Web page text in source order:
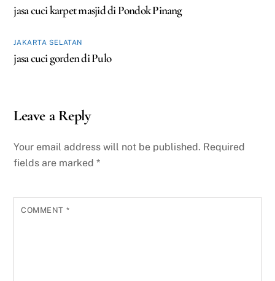
jasa cuci karpet masjid di Pondok Pinang
JAKARTA SELATAN
jasa cuci gorden di Pulo
Leave a Reply
Your email address will not be published. Required
fields are marked*
COMMENT *